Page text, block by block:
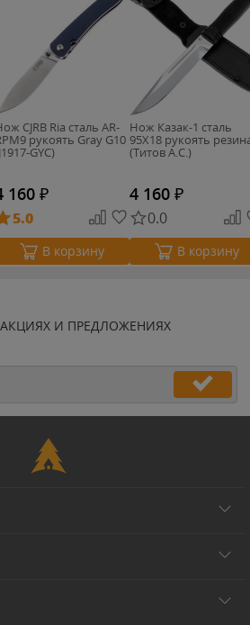
CJRB Ria сталь AR-
рукоять Gray G10
GYC)
160 ₽
5.0
В корзину
Нож Казак-1 сталь
95Х18 рукоять
(Титов А.С.)
4 160 ₽
0.0
В корзину
И ПРЕДЛОЖЕНИЯХ